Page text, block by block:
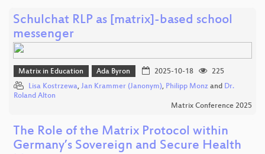
Schulchat RLP as [matrix]-based school
messenger
Matrix in Education Ada Byron 2025-10-18
225
Lisa Kostrzewa, Jan Krammer (Janonym), Philipp Monz and Dr.
Roland Alton
Matrix Conference 2025
The Role of the Matrix Protocol within
Germany’s Sovereign and Secure Health